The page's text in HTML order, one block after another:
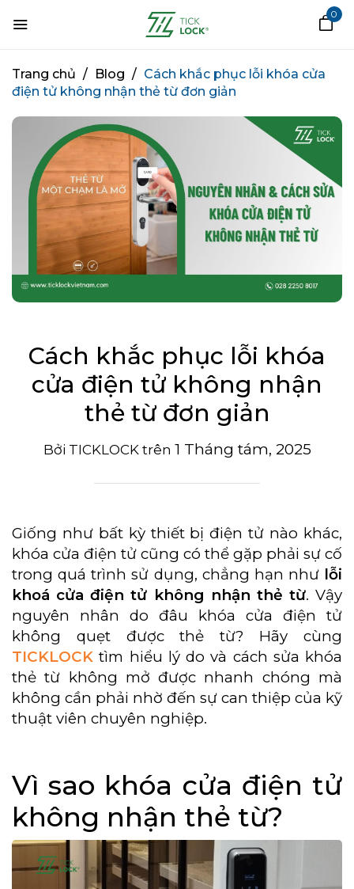
0
Trang chủ / Blog / Cách khắc phục lỗi khóa cửa
điện tử không nhận thẻ từ đơn giản
Cách khắc phục lỗi khóa
cửa điện tử không nhận
thẻ từ đơn giản
Bởi TICKLOCKtrên 1 Tháng tám, 2025
Giống như bất kỳ thiết bị điện tử nào khác,
khóa cửa điện tử cũng có thể gặp phải sự cố
trong quá trình sử dụng, chẳng hạn như lỗi
khoá cửa điện tử không nhận thẻ từ. Vậy
nguyên nhân do đâu khóa cửa điện tử
không quẹt được thẻ từ? Hãy cùng
TICKLOCK tìm hiểu lý do và cách sửa khóa
thẻ từ không mở được nhanh chóng mà
không cần phải nhờ đến sự can thiệp của kỹ
thuật viên chuyên nghiệp.
Vì sao khóa cửa điện tử
không nhận thẻ từ?